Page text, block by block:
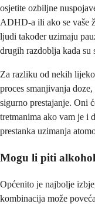
osjetite ozbiljne
ADHD-a ili ako se vaše
ljudi također uzimaju
drugih razdoblja kada
Za razliku od nekih
proces smanjivanja
sigurno prestajanje. Oni
tretmanima ako vam je i
prestanka uzimanja
Mogu li piti
Općenito je najbolje
kombinacija može